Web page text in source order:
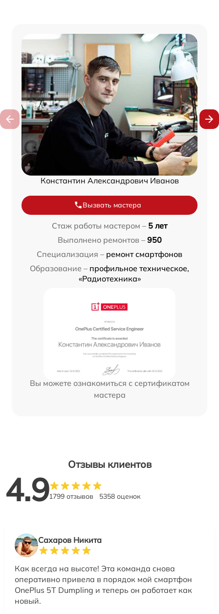
Константин Александрович Иванов
Вызвать мастера
Стаж работы мастером – 5 лет
Выполнено ремонтов – 950
Специализация – ремонт смартфонов
Образование – профильное техническое,
«Радиотехника»
Вы можете ознакомиться с сертификатом
мастера
Отзывы клиентов
4.91799 отзывов 5358 оценок
Сахаров Никита
Как всегда на высоте! Эта команда снова
оперативно привела в порядок мой смартфон
OnePlus 5T Dumpling и теперь он работает как
новый.